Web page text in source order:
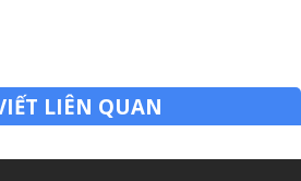
LIÊN QUAN